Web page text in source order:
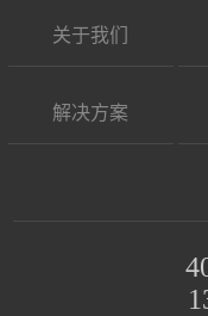
关于我们
解决方案